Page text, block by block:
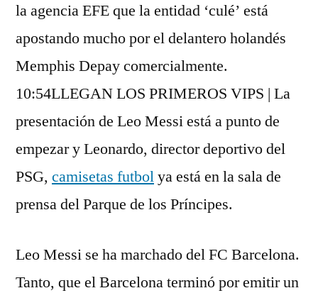
la agencia EFE que la entidad ‘culé’ está
apostando mucho por el delantero holandés
Memphis Depay comercialmente.
10:54LLEGAN LOS PRIMEROS VIPS | La
presentación de Leo Messi está a punto de
empezar y Leonardo, director deportivo del
PSG, camisetas futbolya está en la sala de
prensa del Parque de los Príncipes.
Leo Messi se ha marchado del FC Barcelona.
Tanto, que el Barcelona terminó por emitir un